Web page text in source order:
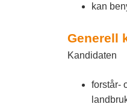
kan
Generell
Kandidaten
forstår-